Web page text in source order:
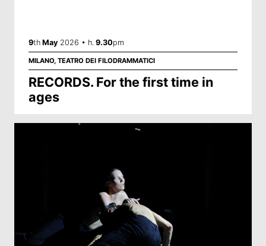
9th May 2026 • h. 9.30pm
MILANO, TEATRO DEI FILODRAMMATICI
RECORDS. For the first time in
ages